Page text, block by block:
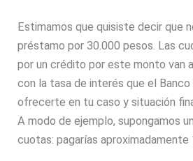
Estimamos que quisiste decir que
préstamo por 30.000 pesos. Las
por un crédito por este monto van
con la tasa de interés que el Banco
ofrecerte en tu caso y situación
A modo de ejemplo, supongamos
cuotas: pagarías aproximadamente